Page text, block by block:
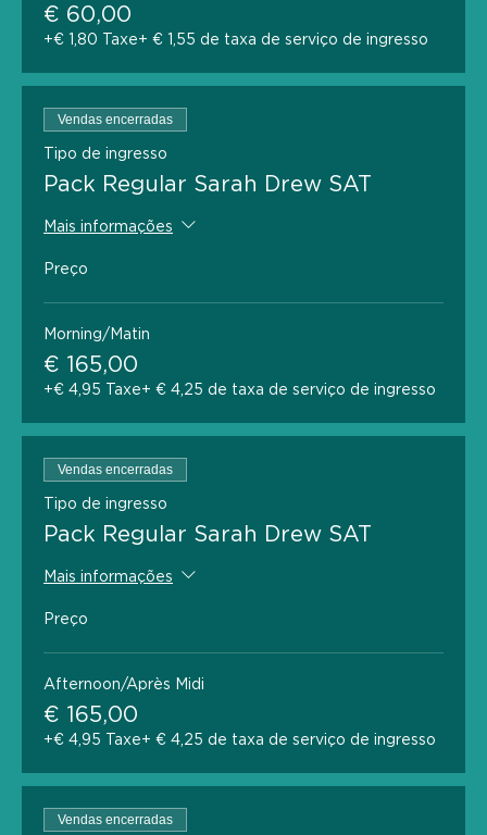
€ 60,00
+€ 1,80 Taxe+ € 1,55 de taxa de serviço de ingresso
Vendas encerradas
Tipo de ingresso
Pack Regular Sarah Drew SAT
Mais informações
Preço
Morning/Matin
€ 165,00
+€ 4,95 Taxe+ € 4,25 de taxa de serviço de ingresso
Vendas encerradas
Tipo de ingresso
Pack Regular Sarah Drew SAT
Mais informações
Preço
Afternoon/Après Midi
€ 165,00
+€ 4,95 Taxe+ € 4,25 de taxa de serviço de ingresso
Vendas encerradas